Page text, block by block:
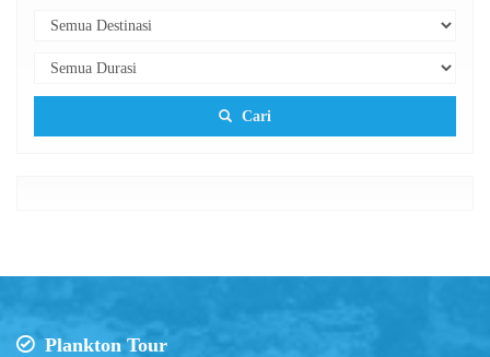
Cari
Plankton Tour